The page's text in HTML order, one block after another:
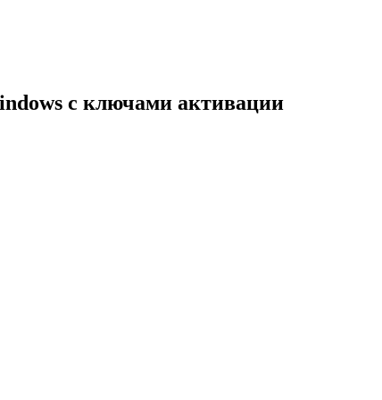
с ключами активации